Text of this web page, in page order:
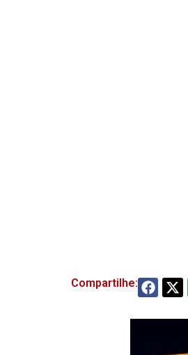
Compartilhe: